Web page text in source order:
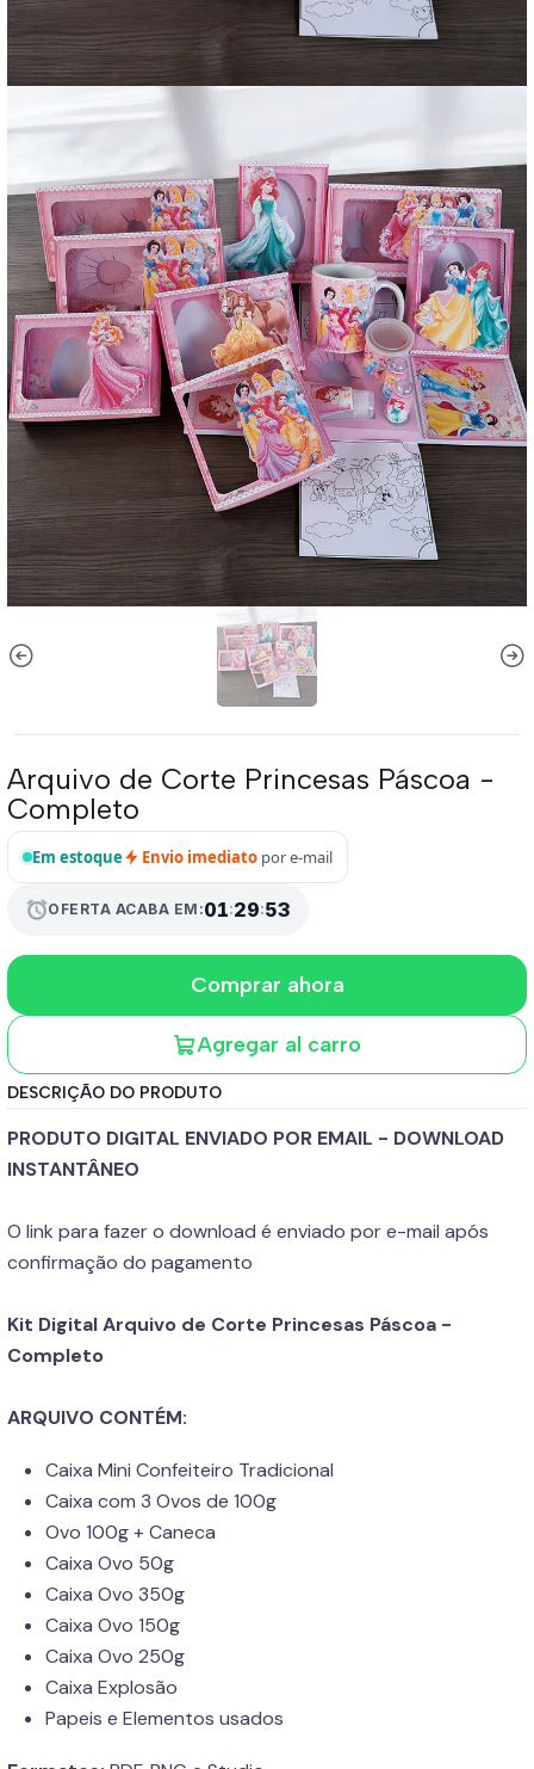
Arquivo de Corte Princesas Páscoa -
Completo
Em estoque Envio imediato por e-mail
alarmOFERTA ACABA EM:01:29:53
Agregar al carro
Comprar ahora
DESCRIÇÃO DO PRODUTO
PRODUTO DIGITAL ENVIADO POR EMAIL - DOWNLOAD
INSTANTÂNEO
O link para fazer o download é enviado por e-mail após
confirmação do pagamento
Kit Digital Arquivo de Corte Princesas Páscoa -
Completo
ARQUIVO CONTÉM:
Caixa Mini Confeiteiro Tradicional
Caixa com 3 Ovos de 100g
Ovo 100g + Caneca
Caixa Ovo 50g
Caixa Ovo 350g
Caixa Ovo 150g
Caixa Ovo 250g
Caixa Explosão
Papeis e Elementos usados